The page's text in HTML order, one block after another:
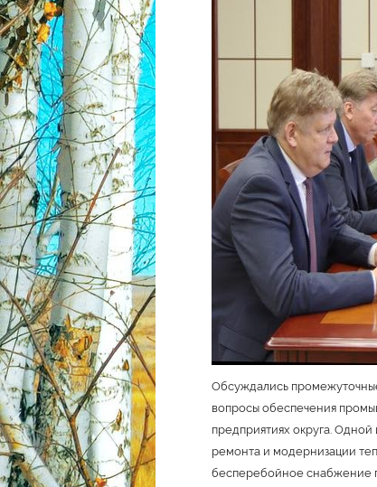
Обсуждались
вопросы обеспечения
предприятиях округа.
ремонта и модернизации
бесперебойное снабжение